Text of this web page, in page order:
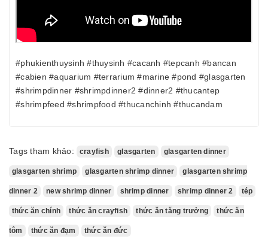
#phukienthuysinh #thuysinh #cacanh #tepcanh #bancan
#cabien #aquarium #terrarium #marine #pond #glasgarten
#shrimpdinner #shrimpdinner2 #dinner2 #thucantep
#shrimpfeed #shrimpfood #thucanchinh #thucandam
Tags tham khảo: crayfish glasgarten glasgarten dinner
glasgarten shrimp glasgarten shrimp dinner glasgarten shrimp
dinner 2 new shrimp dinner shrimp dinner shrimp dinner 2 tép
thức ăn chính thức ăn crayfish thức ăn tăng trưởng thức ăn
tôm thức ăn đạm thức ăn đức